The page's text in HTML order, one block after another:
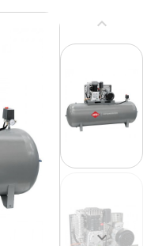
Poprzednikeyboard_arrow_left
keyboard_arrow_right